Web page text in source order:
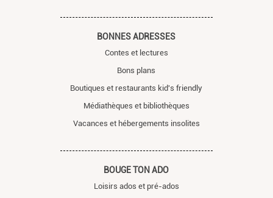
BONNES ADRESSES
Contes et lectures
Bons plans
Boutiques et restaurants kid's friendly
Médiathèques et bibliothèques
Vacances et hébergements insolites
BOUGE TON ADO
Loisirs ados et pré-ados